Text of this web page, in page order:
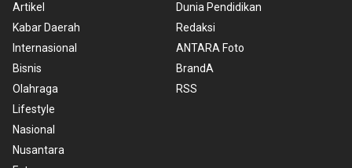
Artikel
Kabar Daerah
Internasional
Bisnis
Olahraga
Lifestyle
Nasional
Nusantara
Dunia Pendidikan
Redaksi
ANTARA Foto
BrandA
RSS